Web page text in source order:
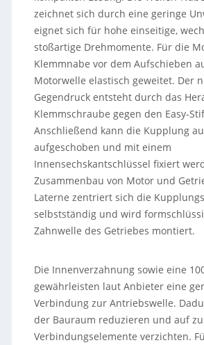
zeichnet sich durch eine geringe
eignet sich für hohe einseitige,
stoßartige Drehmomente. Für die
Klemmnabe vor dem Aufschieben
Motorwelle elastisch geweitet. Der
Gegendruck entsteht durch das
Klemmschraube gegen den Easy-
Anschließend kann die Kupplung
aufgeschoben und mit einem
Innensechskantschlüssel fixiert
Zusammenbau von Motor und
Laterne zentriert sich die
selbstständig und wird
Zahnwelle des Getriebes montiert.
Die Innenverzahnung sowie eine
gewährleisten laut Anbieter eine
Verbindung zur Antriebswelle.
der Bauraum reduzieren und auf
Verbindungselemente verzichten.